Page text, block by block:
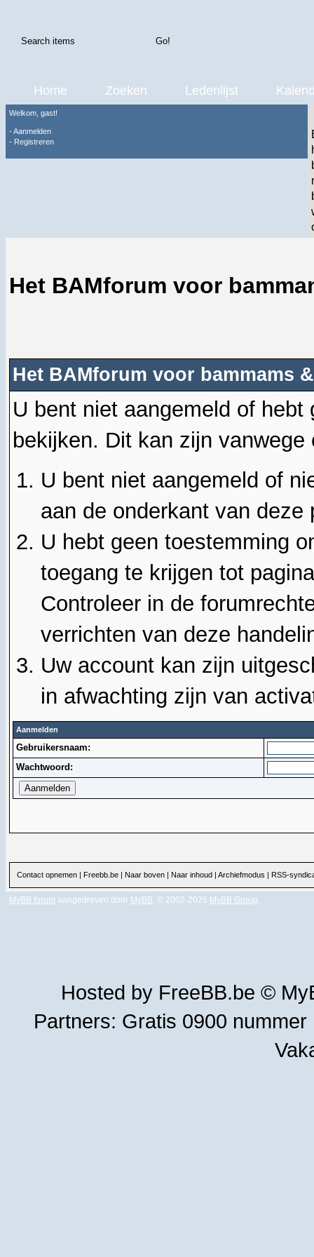
Home Zoeken Ledenlijst
Welkom, gast!
-Aanmelden
- Registreren
Het BAMforum voor
Het BAMforum voor bammams
U bent niet aangemeld of
bekijken. Dit kan zijn
U bent niet aangemeld of
aan de onderkant van
U hebt geen toestemming
toegang te krijgen tot
Controleer in de
verrichten van deze
Uw account kan zijn
in afwachting zijn van
Aanmelden
Gebruikersnaam:
Wachtwoord:
Contact opnemen | Freebb.be | Naar boven | Naar inhoud | Archiefmodus | RSS-
MyBB forum aangedreven door MyBB, © 2002-2026 MyBB Group.
Hosted by FreeBB.be ©
Partners: Gratis 0900 nummer